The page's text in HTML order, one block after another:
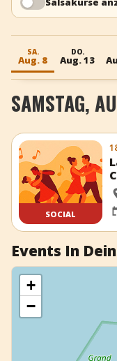
+ Event
SA.
Aug. 8
DO.
Aug. 13
SAMSTAG,
SOCIAL
Events In
+
−